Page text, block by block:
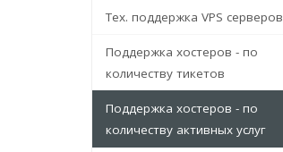
Тех. поддержка VPS серверов
Поддержка хостеров - по
количеству тикетов
Поддержка хостеров - по
количеству активных услуг